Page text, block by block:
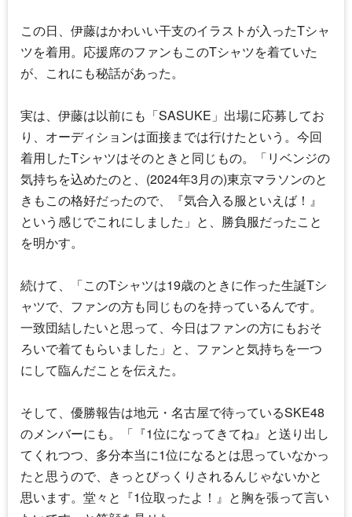
この日、伊藤はかわいい干支のイラストが入ったTシャ
ツを着用。応援席のファンもこのTシャツを着ていた
が、これにも秘話があった。
実は、伊藤は以前にも「SASUKE」出場に応募してお
り、オーディションは面接までは行けたという。今回
着用したTシャツはそのときと同じもの。「リベンジの
気持ちを込めたのと、(2024年3月の)東京マラソンのと
きもこの格好だったので、『気合入る服といえば！』
という感じでこれにしました」と、勝負服だったこと
を明かす。
続けて、「このTシャツは19歳のときに作った生誕Tシ
ャツで、ファンの方も同じものを持っているんです。
一致団結したいと思って、今日はファンの方にもおそ
ろいで着てもらいました」と、ファンと気持ちを一つ
にして臨んだことを伝えた。
そして、優勝報告は地元・名古屋で待っているSKE48
のメンバーにも。「『1位になってきてね』と送り出し
てくれつつ、多分本当に1位になるとは思っていなかっ
たと思うので、きっとびっくりされるんじゃないかと
思います。堂々と『1位取ったよ！』と胸を張って言い